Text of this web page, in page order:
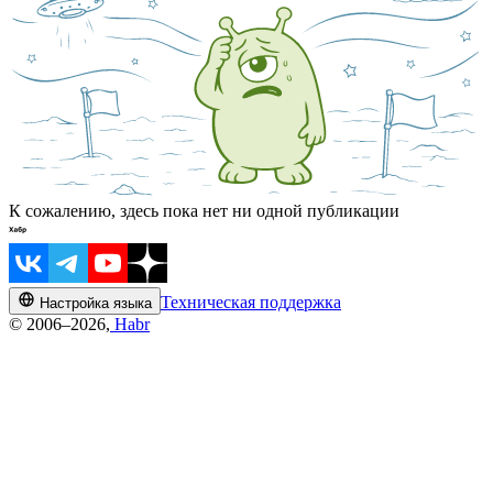
К сожалению, здесь пока нет ни одной публикации
Настройка языка Техническая поддержка
© 2006–2026, Habr